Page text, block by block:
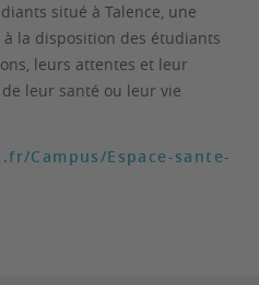
situé à Talence, une
la disposition des étudiants
leurs attentes et leur
leur santé ou leur vie
Campus/Espace-sante-